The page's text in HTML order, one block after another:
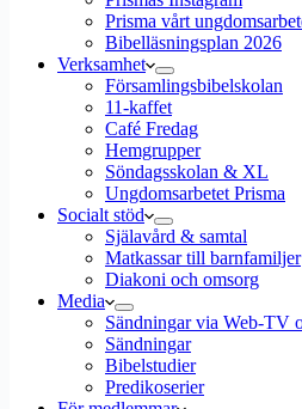
Prisma vårt
Bibelläsningsplan 2026
Verksamhet
Församlingsbibelskolan
11-kaffet
Café Fredag
Hemgrupper
Söndagsskolan & XL
Ungdomsarbetet Prisma
Socialt stöd
Själavård & samtal
Matkassar till barnfamiljer
Diakoni och omsorg
Media
Sändningar via Web-TV
Sändningar
Bibelstudier
Predikoserier